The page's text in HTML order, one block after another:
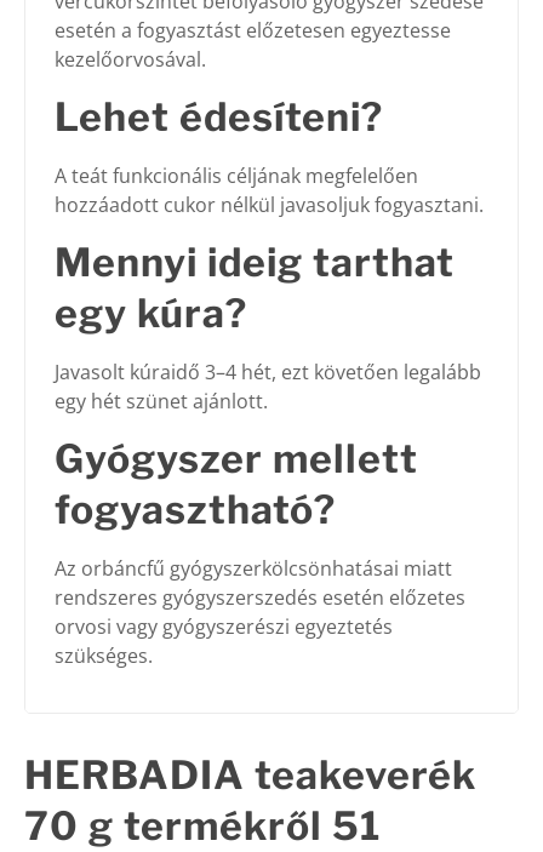
esetén a fogyasztást előzetesen egyeztesse
kezelőorvosával.
Lehet édesíteni?
A teát funkcionális céljának megfelelően
hozzáadott cukor nélkül javasoljuk fogyasztani.
Mennyi ideig tarthat
egy kúra?
Javasolt kúraidő 3–4 hét, ezt követően legalább
egy hét szünet ajánlott.
Gyógyszer mellett
fogyasztható?
Az orbáncfű gyógyszerkölcsönhatásai miatt
rendszeres gyógyszerszedés esetén előzetes
orvosi vagy gyógyszerészi egyeztetés
szükséges.
HERBADIA teakeverék
70 g termékről 51